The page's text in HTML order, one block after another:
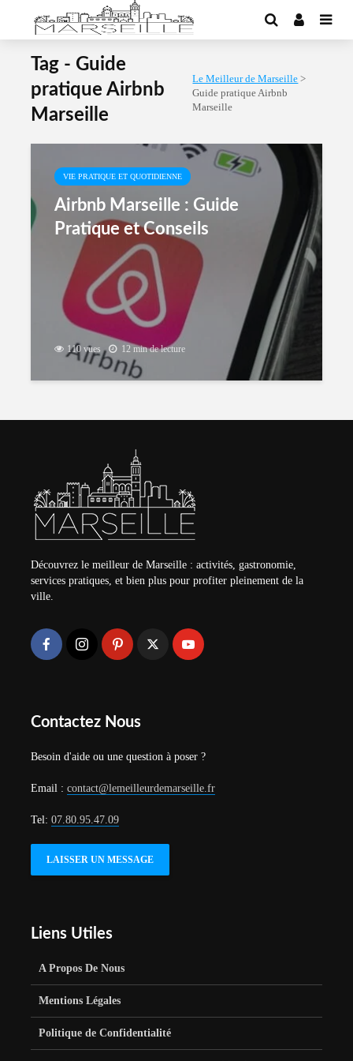
Tag - Guide
pratique Airbnb
Marseille
Le Meilleur de Marseille >
Guide pratique Airbnb
Marseille
VIE PRATIQUE ET QUOTIDIENNE
Airbnb Marseille : Guide
Pratique et Conseils
110 vues 12 min de lecture
Découvrez le meilleur de Marseille : activités, gastronomie,
services pratiques, et bien plus pour profiter pleinement de la
ville.
Contactez Nous
Besoin d'aide ou une question à poser ?
Email : contact@lemeilleurdemarseille.fr
Tel: 07.80.95.47.09
LAISSER UN MESSAGE
Liens Utiles
A Propos De Nous
Mentions Légales
Politique de Confidentialité